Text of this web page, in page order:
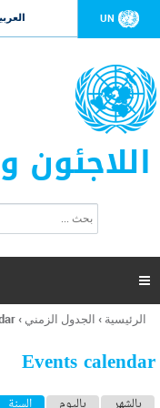
UN
اللاجئون
ت
ر
ل
ح
ب

أنت
هنا
الرئيسية › الجدول الزمني ›
Events calendar